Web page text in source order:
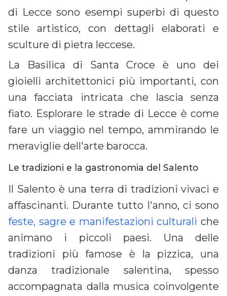
di Lecce sono esempi superbi di questo
stile artistico, con dettagli elaborati e
sculture di pietra leccese.
La Basilica di Santa Croce è uno dei
gioielli architettonici più importanti, con
una facciata intricata che lascia senza
fiato. Esplorare le strade di Lecce è come
fare un viaggio nel tempo, ammirando le
meraviglie dell'arte barocca.
Le tradizioni e la gastronomia del Salento
Il Salento è una terra di tradizioni vivaci e
affascinanti. Durante tutto l'anno, ci sono
feste, sagre e manifestazioni culturali che
animano i piccoli paesi. Una delle
tradizioni più famose è la pizzica, una
danza tradizionale salentina, spesso
accompagnata dalla musica coinvolgente